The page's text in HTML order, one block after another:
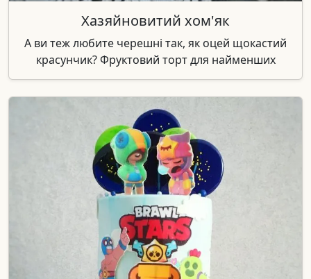
Хазяйновитий хом'як
А ви теж любите черешні так, як оцей щокастий
красунчик? Фруктовий торт для найменших